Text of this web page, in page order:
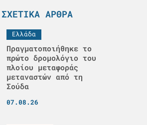
ΣΧΕΤΙΚΆ ΆΡΘΡΑ
Ελλάδα
Πραγματοποιήθηκε το
πρώτο δρομολόγιο του
πλοίου μεταφοράς
μεταναστών από τη
Σούδα
07.08.26